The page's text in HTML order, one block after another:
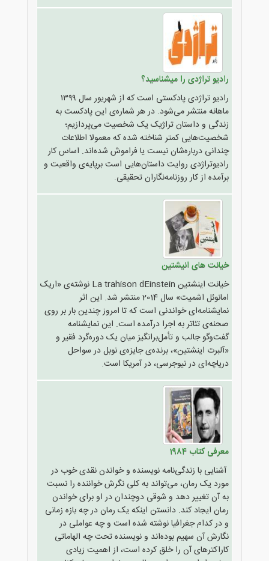
رادیو تراژدی را میشناسید؟
رادیو تراژدی پادکستی است که از شهریور سال ۱۳۹۹
ماهانه منتشر می‌شود. در هر شماره‌ی این پادکست به
زندگی و داستان تراژیک یک شخصیت می‌پردازیم؛
شخصیت‌هایی کمتر شناخته شده که معمولا اطلاعات
چندانی درباره‌شان نیست یا فراموش شده‌اند. اساس کار
رادیوتراژدی روایت داستان‌هایی است برپایه‌ی واقعیت و
برآمده از کار روزنامه‌نگاران تحقیقی.
خیانت های انیشتین
خیانت اینشتین La trahison dEinstein نوشته‌ی «اریک
امانوئل اشمیت» سال 2014 منتشر شد. این اثر
نمایشنامه‌ای خواندنی است که تا امروز چندین بار بر روی
صحنه‌ی تئاتر به اجرا درآمده است. این نمایشنامه
گفت‌وگو جالب و تأمل‌برانگیز میان یک دوره‌گرد فقیر و
«آلبرت اینشتین»، برنده‌ی جایزه‌ی نوبل در سواحل
دریاچه‌ای در نیوجرسی، در آمریکا است.
معرفی کتاب 1984
آشنایی با زندگی‌نامه نویسنده و خواندن نقدی خوب در
مورد یک رمان، می‌تواند به کلی نگرش خواننده را نسبت
به آن تغییر دهد و شوقی دوچندان در او برای خواندن
رمان ایجاد کند. دانستن اینکه یک رمان در چه بازه زمانی
و در کدام جغرافیا نوشته شده است و چه عواملی در
نگارش آن سهیم بوده‌اند و نویسنده تحت چه الهاماتی
کاراکترهای آن را خلق کرده است، از اهمیت زیادی